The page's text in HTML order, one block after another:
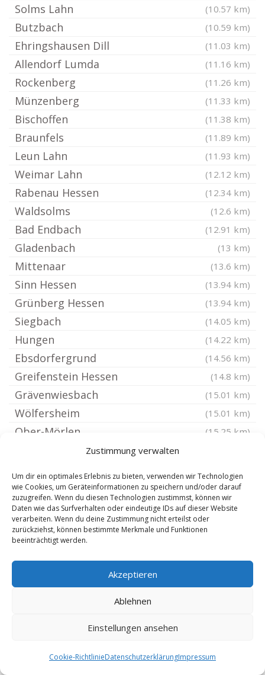
Zustimmung verwalten
Um dir ein optimales Erlebnis zu bieten, verwenden wir Technologien
wie Cookies, um Geräteinformationen zu speichern und/oder darauf
zuzugreifen. Wenn du diesen Technologien zustimmst, können wir
Daten wie das Surfverhalten oder eindeutige IDs auf dieser Website
verarbeiten. Wenn du deine Zustimmung nicht erteilst oder
zurückziehst, können bestimmte Merkmale und Funktionen
beeinträchtigt werden.
Akzeptieren
Ablehnen
Einstellungen ansehen
Cookie-RichtlinieDatenschutzerklärungImpressum
Solms Lahn (10.57 km)
Butzbach (10.59 km)
Ehringshausen Dill (11.03 km)
Allendorf Lumda (11.16 km)
Rockenberg (11.26 km)
Münzenberg (11.33 km)
Bischoffen (11.38 km)
Braunfels (11.89 km)
Leun Lahn (11.93 km)
Weimar Lahn (12.12 km)
Rabenau Hessen (12.34 km)
Waldsolms (12.6 km)
Bad Endbach (12.91 km)
Gladenbach (13 km)
Mittenaar (13.6 km)
Sinn Hessen (13.94 km)
Grünberg Hessen (13.94 km)
Siegbach (14.05 km)
Hungen (14.22 km)
Ebsdorfergrund (14.56 km)
Greifenstein Hessen (14.8 km)
Grävenwiesbach (15.01 km)
Wölfersheim (15.01 km)
Ober-Mörlen (15.25 km)
Herborn Hessen
Weilmünster (15.64 km)
Bad Nauheim (15.82 km)
Marburg Südviertel (16.07 km)
Marburg Ockershausen
Löhnberg (16.74 km)
Marburg Mittelhessen
Marburg Oberweid
Friedberg Hessen